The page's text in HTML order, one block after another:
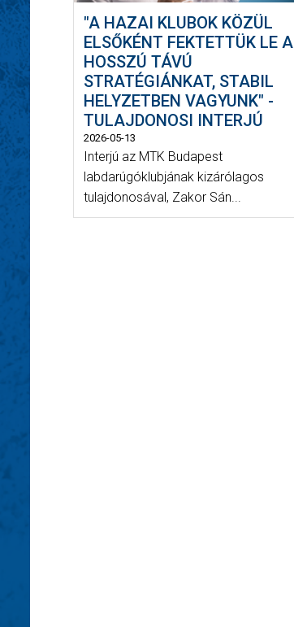
"A HAZAI KLUBOK KÖZÜL
ELSŐKÉNT FEKTETTÜK LE A
HOSSZÚ TÁVÚ
STRATÉGIÁNKAT, STABIL
HELYZETBEN VAGYUNK" -
TULAJDONOSI INTERJÚ
2026-05-13
Interjú az MTK Budapest
labdarúgóklubjának kizárólagos
tulajdonosával, Zakor Sán...